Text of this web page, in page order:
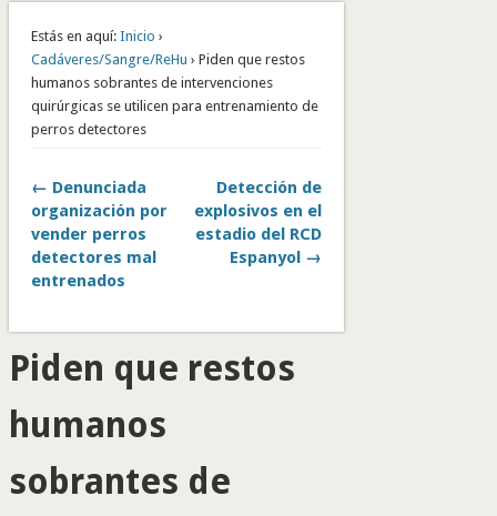
Estás en aquí: Inicio ›
Cadáveres/Sangre/ReHu › Piden que restos
humanos sobrantes de intervenciones
quirúrgicas se utilicen para entrenamiento de
perros detectores
← Denunciada
organización por
vender perros
detectores mal
entrenados
Detección de
explosivos en el
estadio del RCD
Espanyol →
Piden que restos
humanos
sobrantes de